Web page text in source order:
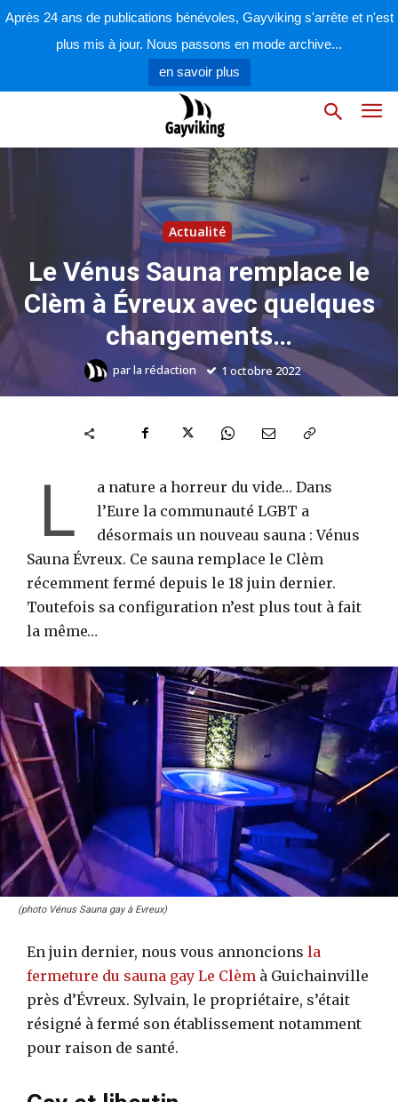
Après 24 ans de publications bénévoles, Gayviking s'arrête et n'est
plus mis à jour. Nous passons en mode archive...
en savoir plus
Actualité
Le Vénus Sauna remplace le
Clèm à Évreux avec quelques
changements…
parla rédaction 1 octobre 2022
L
a nature a horreur du vide… Dans
l’Eure la communauté LGBT a
désormais un nouveau sauna : Vénus
Sauna Évreux. Ce sauna remplace le Clèm
récemment fermé depuis le 18 juin dernier.
Toutefois sa configuration n’est plus tout à fait
la même…
(photo Vénus Sauna gay à Evreux)
En juin dernier, nous vous annoncions la
fermeture du sauna gay Le Clèm à Guichainville
près d’Évreux. Sylvain, le propriétaire, s’était
résigné à fermé son établissement notamment
pour raison de santé.